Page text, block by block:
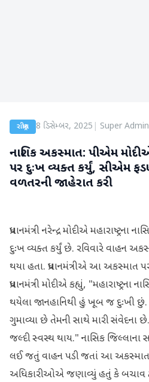
રાષ્ટ્રીય 8 ડિસેમ્બર, 2025 Super Admin
નાશિક અકસ્માત: પીએમ
પર દુઃખ વ્યક્ત કર્યું, સીએમ
વળતરની જાહેરાત કરી
પ્રધાનમંત્રી નરેન્દ્ર મોદીએ મહારાષ્ટ્રના
દુઃખ વ્યક્ત કર્યું છે. રવિવારે વાહન
થયા હતા. પ્રધાનમંત્રીએ આ અકસ્માત
પ્રધાનમંત્રી મોદીએ કહ્યું, "મહારાષ્ટ્રના
થયેલા જાનહાનિથી હું ખૂબ જ દુઃખી છું.
ગુમાવ્યા છે તેમની સાથે મારી સંવેદના છે.
જલ્દી સ્વસ્થ થાય." નાસિક જિલ્લાના
લઈ જતું વાહન પડી જતાં આ અકસ્માત
અધિકારીઓએ જણાવ્યું હતું કે બચાવ